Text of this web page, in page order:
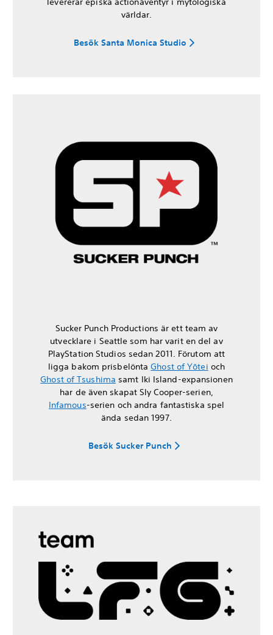
världar.
Besök Santa Monica Studio
Sucker Punch Productions är ett team av
utvecklare i Seattle som har varit en del av
PlayStation Studios sedan 2011. Förutom att
ligga bakom prisbelöntaGhost of Yōtei och
Ghost of Tsushima samt Iki Island-expansionen
har de även skapat Sly Cooper-serien,
Infamous-serien och andra fantastiska spel
ända sedan 1997.
Besök Sucker Punch